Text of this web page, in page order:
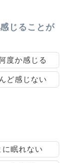
じることが
度か感じる
ど感じない
に眠れない